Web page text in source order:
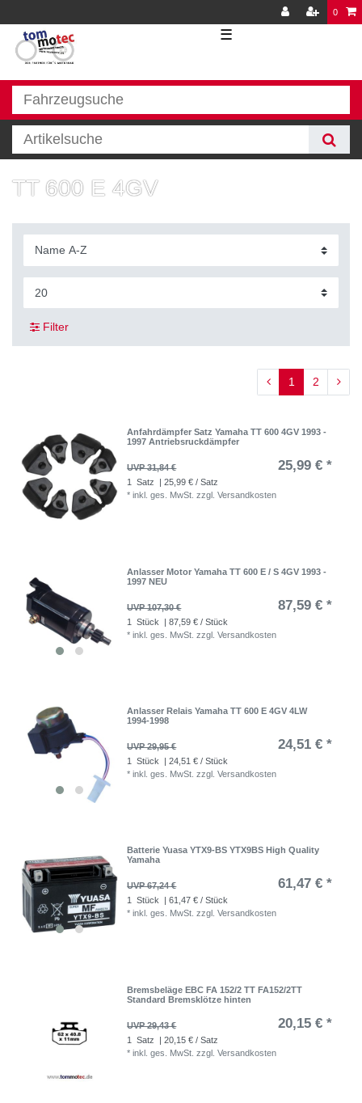
0
☰
TT 600 E 4GV
Filter
1 2
Anfahrdämpfer Satz Yamaha TT 600 4GV 1993 -
1997 Antriebsruckdämpfer
UVP 31,84 € 25,99 € *
1 Satz
| 25,99 € / Satz
*inkl. ges. MwSt. zzgl.Versandkosten
Anlasser Motor Yamaha TT 600 E / S 4GV 1993 -
1997 NEU
UVP 107,30 € 87,59 € *
1 Stück
| 87,59 € / Stück
*inkl. ges. MwSt. zzgl.Versandkosten
Anlasser Relais Yamaha TT 600 E 4GV 4LW
1994-1998
UVP 29,95 € 24,51 € *
1 Stück
| 24,51 € / Stück
*inkl. ges. MwSt. zzgl.Versandkosten
Batterie Yuasa YTX9-BS YTX9BS High Quality
Yamaha
UVP 67,24 € 61,47 € *
1 Stück
| 61,47 € / Stück
*inkl. ges. MwSt. zzgl.Versandkosten
Bremsbeläge EBC FA 152/2 TT FA152/2TT
Standard Bremsklötze hinten
UVP 29,43 € 20,15 € *
1 Satz
| 20,15 € / Satz
*inkl. ges. MwSt. zzgl.Versandkosten